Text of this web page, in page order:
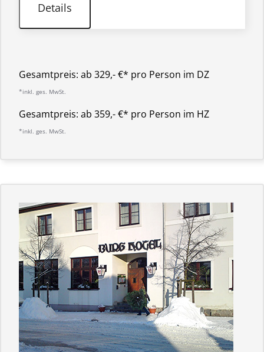
Details
Gesamtpreis: ab 329,- €* pro Person im DZ
*inkl. ges. MwSt.
Gesamtpreis: ab 359,- €* pro Person im HZ
*inkl. ges. MwSt.